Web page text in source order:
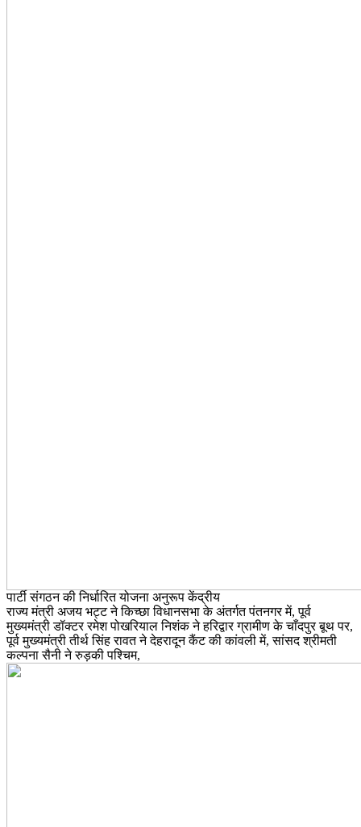
पार्टी संगठन की निर्धारित योजना अनुरूप केंद्रीय
राज्य मंत्री अजय भट्ट ने किच्छा विधानसभा के अंतर्गत पंतनगर में, पूर्व
मुख्यमंत्री डॉक्टर रमेश पोखरियाल निशंक ने हरिद्वार ग्रामीण के चाँदपुर बूथ पर,
पूर्व मुख्यमंत्री तीर्थ सिंह रावत ने देहरादून कैंट की कांवली में, सांसद श्रीमती
कल्पना सैनी ने रुड़की पश्चिम,